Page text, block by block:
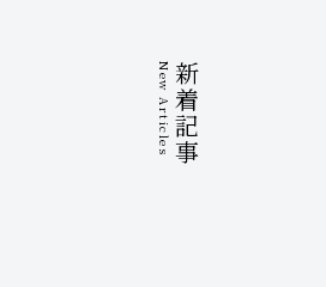
New Articles新着記事